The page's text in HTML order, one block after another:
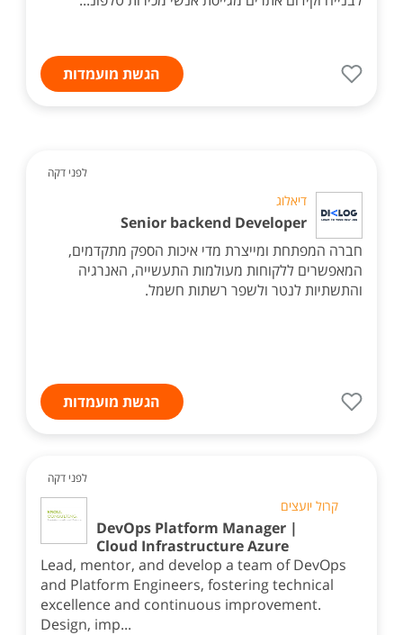
הגשת מועמדות
לפני דקה
דיאלוג
Senior backend Developer
חברה המפתחת ומייצרת מדי איכות הספק מתקדמים,
המאפשרים ללקוחות מעולמות התעשייה, האנרגיה
והתשתיות לנטר ולשפר רשתות חשמל.
הגשת מועמדות
לפני דקה
קרול יועצים
DevOps Platform Manager |
Cloud Infrastructure Azure
Lead, mentor, and develop a team of DevOps
and Platform Engineers, fostering technical
excellence and continuous improvement.
Design, imp...